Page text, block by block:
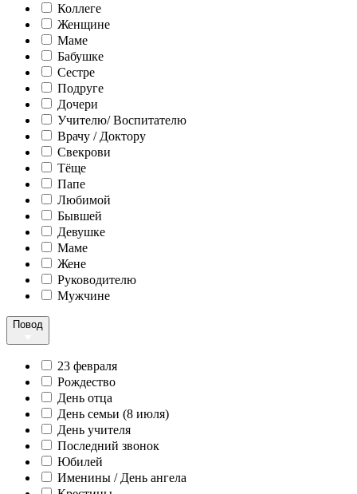
Коллеге
Женщине
Маме
Бабушке
Сестре
Подруге
Дочери
Учителю/ Воспитателю
Врачу / Доктору
Свекрови
Тёще
Папе
Любимой
Бывшей
Девушке
Маме
Жене
Руководителю
Мужчине
Повод
23 февраля
Рождество
День отца
День семьи (8 июля)
День учителя
Последний звонок
Юбилей
Именины / День ангела